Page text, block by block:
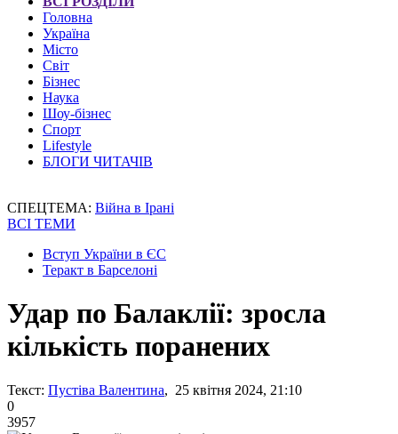
Головна
Україна
Місто
Світ
Бізнес
Наука
Шоу-бізнес
Спорт
Lifestyle
БЛОГИ ЧИТАЧІВ
СПЕЦТЕМА: Війна в Ірані
ВСІ ТЕМИ
Вступ України в ЄС
Теракт в Барселоні
Удар по Балаклії: зросла
кількість поранених
Текст: Пустіва Валентина, 25 квітня 2024, 21:10
0
3957